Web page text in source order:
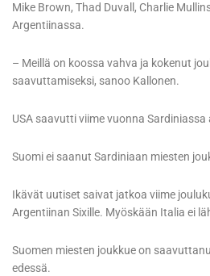
Mike Brown, Thad Duvall, Charlie
Argentiinassa.
– Meillä on koossa vahva ja kokenut
saavuttamiseksi, sanoo Kallonen.
USA saavutti viime vuonna
Suomi ei saanut Sardiniaan miesten
Ikävät uutiset saivat jatkoa viime
Argentiinan Sixille. Myöskään Italia ei
Suomen miesten joukkue on
edessä.